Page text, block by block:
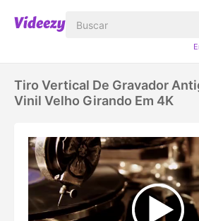
Tiro Vertical De Gravador
Vinil Velho Girando Em 4K